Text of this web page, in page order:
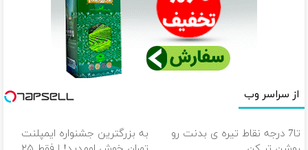
از سراسر وب
تا7 درجه نقاط تیره ی بدنت رو
به بزرگترین جشنواره ایمپلنت